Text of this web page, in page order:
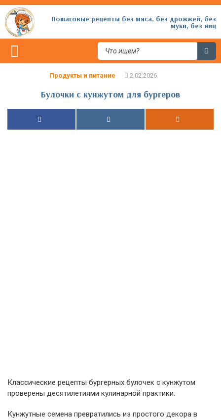
Пошаговые рецепты без мяса, без дрожжей, без
муки, без яиц
Продукты и питание
Булочки с кунжутом для бургеров
Классические рецепты бургерных булочек с кунжутом
проверены десятилетиями кулинарной практики.
Кунжутные семена превратились из простого декора в